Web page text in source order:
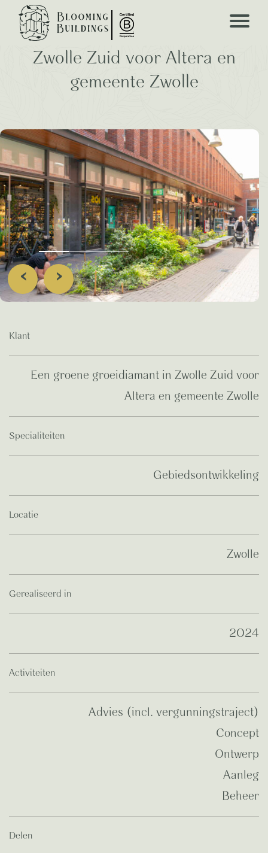
Gebiedsontwikkeling
Een groene groeidiamant in
Zwolle Zuid voor Altera en
gemeente Zwolle
‹ ›
Klant
Een groene groeidiamant in Zwolle Zuid voor
Altera en gemeente Zwolle
Specialiteiten
Gebiedsontwikkeling
Locatie
Zwolle
Gerealiseerd in
2024
Activiteiten
Advies (incl. vergunningstraject)
Concept
Ontwerp
Aanleg
Beheer
Delen